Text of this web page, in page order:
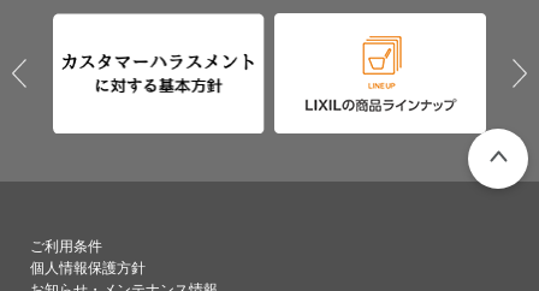
ご利用条件
個人情報保護方針